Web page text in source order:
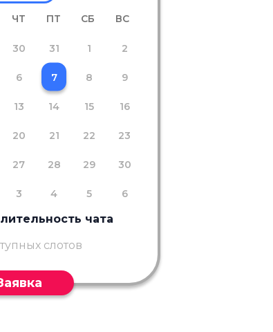
ЧТ ПТ СБ ВС
30 31 1 2
6 7 8 9
13 14 15 16
20 21 22 23
27 28 29 30
3 4 5 6
чата
слотов